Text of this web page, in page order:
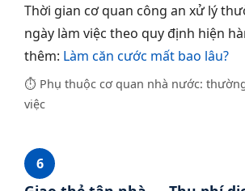
Thời gian cơ quan công an xử lý
ngày làm việc theo quy định hiện
thêm: Làm căn cước mất bao lâu?
⏱ Phụ thuộc cơ quan nhà nước:
việc
6